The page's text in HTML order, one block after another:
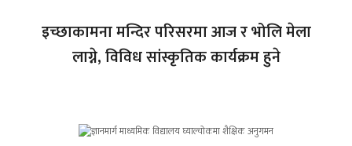
इच्छाकामना मन्दिर परिसरमा आज र भोलि मेला
लाग्ने, विविध सांस्कृतिक कार्यक्रम हुने